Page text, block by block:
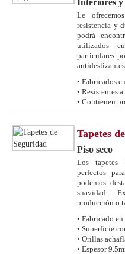
Le
resistencia y
podrá
utilizados
particulares
• Fabricados
• Resistentes
• Contienen
Tapetes
Piso seco
Los tapetes
perfectos
podemos
suavidad.
producción o
• Fabricado
• Superficie
• Orillas
• Espesor